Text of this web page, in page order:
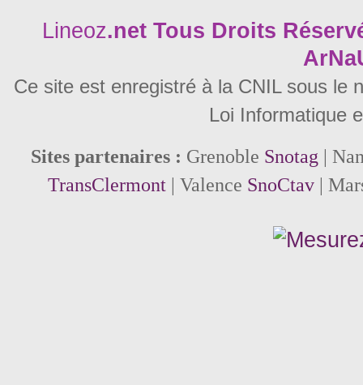
Lineoz.net Tous Droits
Ce site est enregistré à la CNIL sous le
Loi Informatique
Sites partenaires : Grenoble Snotag |
TransClermont| Valence SnoCtav|